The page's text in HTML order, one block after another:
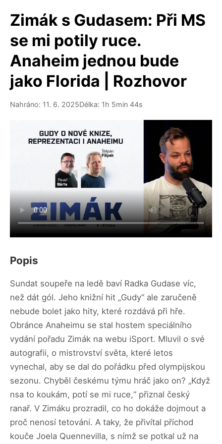
Zimák s Gudasem: Při MS
se mi potily ruce.
Anaheim jednou bude
jako Florida | Rozhovor
Nahráno: 11. 6. 2025Délka: 1h 5min 44s
Popis
Sundat soupeře na ledě baví Radka Gudase víc,
než dát gól. Jeho knižní hit „Gudy“ ale zaručeně
nebude bolet jako hity, které rozdává při hře.
Obránce Anaheimu se stal hostem speciálního
vydání pořadu Zimák na webu iSport. Mluvil o své
autografii, o mistrovství světa, které letos
vynechal, aby se dal do pořádku před olympijskou
sezonu. Chyběl českému týmu hráč jako on? „Když
nsa to koukám, potí se mi ruce,“ přiznal český
ranař. V Zimáku prozradil, co ho dokáže dojmout a
proč nenosí tetování. A taky, že přivítal příchod
kouče Joela Quennevilla, s nímž se potkal už na